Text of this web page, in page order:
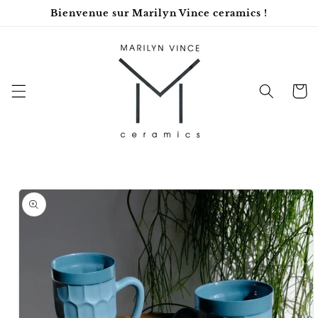
passerBienvenue sur Marilyn Vince ceramics !
Panier
Passer aux
informations
produits